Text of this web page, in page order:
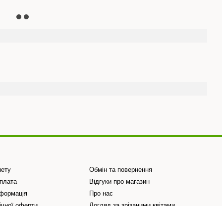
Обмін та повернення
Відгуки про магазин
Про нас